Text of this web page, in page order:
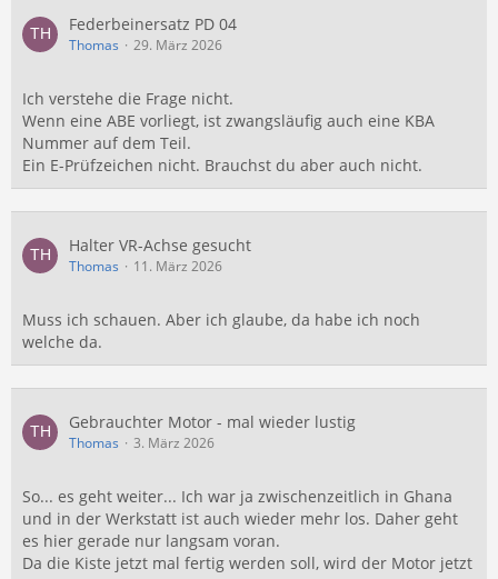
Federbeinersatz PD 04
Thomas 29. März 2026
Ich verstehe die Frage nicht.
Wenn eine ABE vorliegt, ist zwangsläufig auch eine KBA
Nummer auf dem Teil.
Ein E-Prüfzeichen nicht. Brauchst du aber auch nicht.
Halter VR-Achse gesucht
Thomas 11. März 2026
Muss ich schauen. Aber ich glaube, da habe ich noch
welche da.
Gebrauchter Motor - mal wieder lustig
Thomas 3. März 2026
So... es geht weiter... Ich war ja zwischenzeitlich in Ghana
und in der Werkstatt ist auch wieder mehr los. Daher geht
es hier gerade nur langsam voran.
Da die Kiste jetzt mal fertig werden soll, wird der Motor jetzt